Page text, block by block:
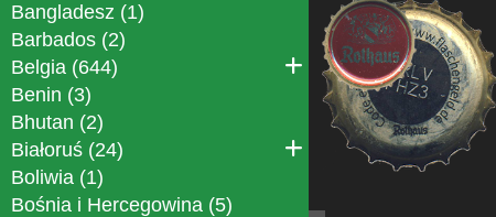
Bangladesz (1)
Barbados (2)
Belgia (644)
Benin (3)
Bhutan (2)
Białoruś (24)
Boliwia (1)
Bośnia i Hercegowina (5)